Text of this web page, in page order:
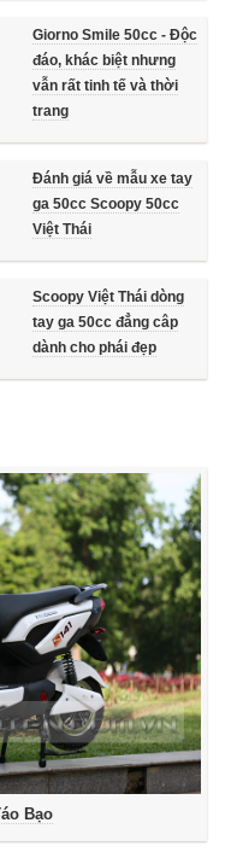
Giorno Smile 50cc - Độc
đáo, khác biệt nhưng
vẫn rất tinh tế và thời
trang
Đánh giá về mẫu xe tay
ga 50cc Scoopy 50cc
Việt Thái
Scoopy Việt Thái dòng
tay ga 50cc đẳng câp
dành cho phái đẹp
Bạo